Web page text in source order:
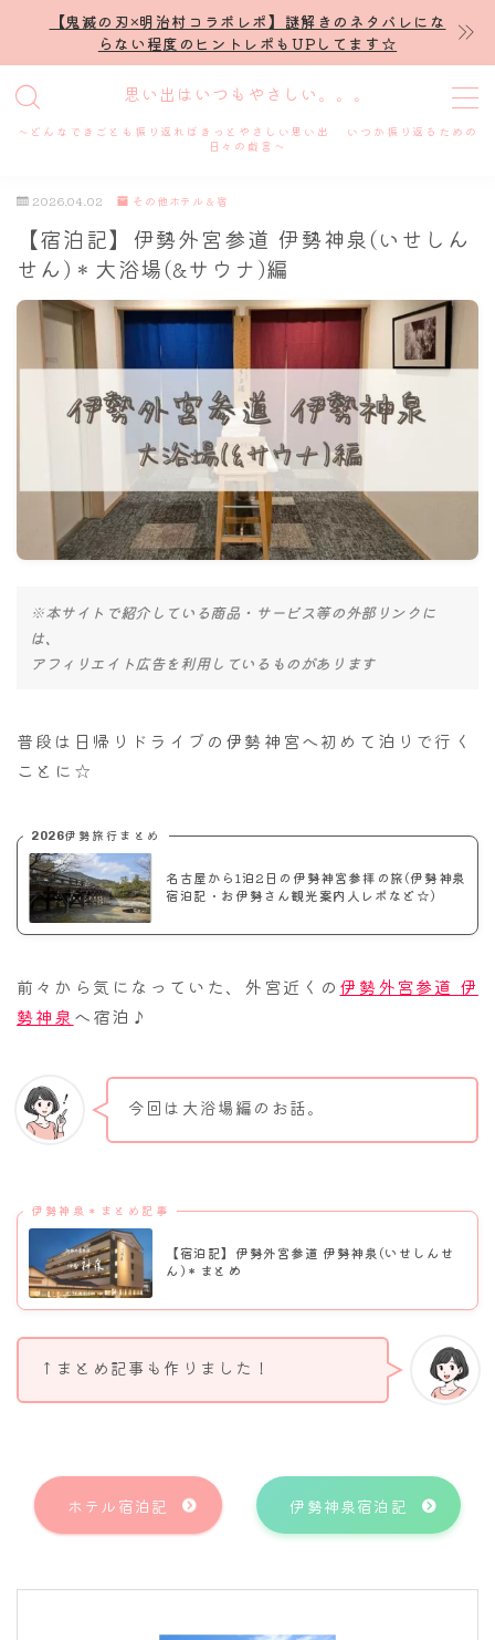
【鬼滅の刃×明治村コラボレポ】謎解きのネタバレにな
らない程度のヒントレポもUPしてます☆
思い出はいつもやさしい。。。
～どんなできごとも振り返ればきっとやさしい思い出 いつか振り返るための
日々の戯言～
MENU
プロフィール
謎解き
ホテル滞在記
舞台・ライブ
ナナちゃん人形
2026.04.02 その他ホテル＆宿
【宿泊記】伊勢外宮参道 伊勢神泉(いせしん
せん)＊大浴場(&サウナ)編
※本サイトで紹介している商品・サービス等の外部リンクに
は、
アフィリエイト広告を利用しているものがあります
普段は日帰りドライブの伊勢神宮へ初めて泊りで行く
ことに☆
2026伊勢旅行まとめ
名古屋から1泊2日の伊勢神宮参拝の旅(伊勢神泉
宿泊記・お伊勢さん観光案内人レポなど☆)
前々から気になっていた、外宮近くの 伊勢外宮参道 伊
勢神泉 へ宿泊♪
今回は大浴場編のお話。
伊勢神泉＊まとめ記事
【宿泊記】伊勢外宮参道 伊勢神泉(いせしんせ
ん)＊まとめ
↑まとめ記事も作りました！
ホテル宿泊記 伊勢神泉宿泊記